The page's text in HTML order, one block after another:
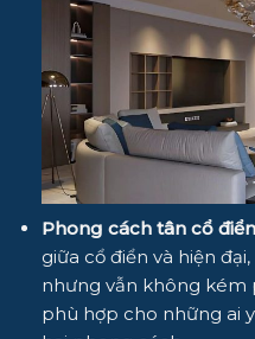
Phong cách tân cổ
giữa cổ điển và hiện
nhưng vẫn không kém
phù hợp cho những ai